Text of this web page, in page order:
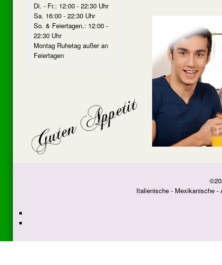
Di. - Fr.: 12:00 - 22:30 Uhr
Sa. 16:00 - 22:30 Uhr
So. & Feiertagen.: 12:00 -
22:30 Uhr
Montag Ruhetag außer an
Feiertagen
Italienische - Mexikanische -